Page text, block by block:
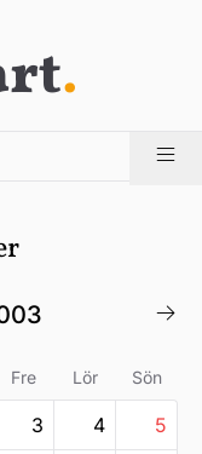
.
Fre Lör Sön
3 4 5